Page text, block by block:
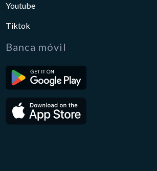
Youtube
Tiktok
Banca móvil